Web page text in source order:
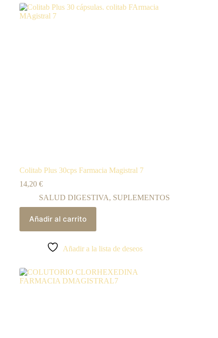
Colitab Plus 30cps Farmacia Magistral 7
14,20 €
SALUD DIGESTIVA, SUPLEMENTOS
Añadir al carrito
Añadir a la lista de deseos